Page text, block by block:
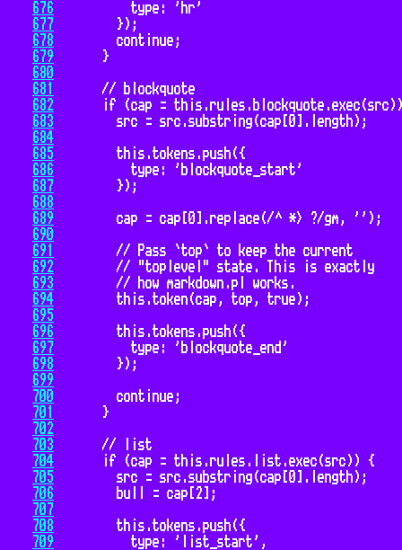
676
677
678
679
680
681
682
683
684
685
686
687
688
689
690
691
692
693
694
695
696
697
698
699
700
701
702
703
704
705
706
707
708
709